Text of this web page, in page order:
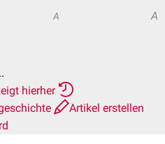
A A
hierher
Artikel erstellen